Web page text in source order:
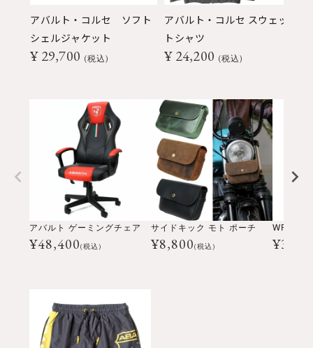
アバルト・コルセ ソフト
シェルジャケット
¥ 29,700 税込
アバルト・コルセ スウェッ
トシャツ
¥ 24,200 税込
アバルト ゲーミングチェア
¥48,400(税込)
サイドキック モト ポーチ
¥8,800(税込)
WRC ジ
¥